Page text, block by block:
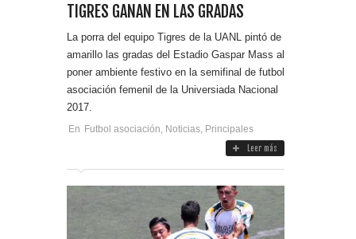
TIGRES GANAN EN LAS GRADAS
La porra del equipo Tigres de la UANL pintó de
amarillo las gradas del Estadio Gaspar Mass al
poner ambiente festivo en la semifinal de futbol
asociación femenil de la Universiada Nacional
2017.
En Futbol asociación Noticias Principales
Leer más